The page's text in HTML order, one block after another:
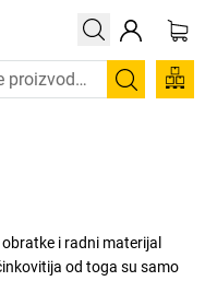
našu ponudu proizvoda s
i radni materijal
od toga su samo